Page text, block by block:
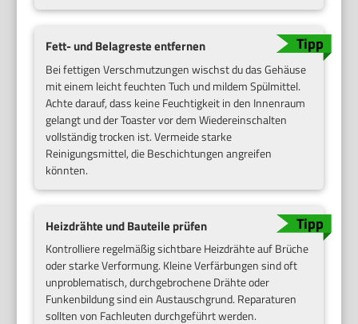
Fett- und Belagreste entfernen
Bei fettigen Verschmutzungen wischst du das Gehäuse
mit einem leicht feuchten Tuch und mildem Spülmittel.
Achte darauf, dass keine Feuchtigkeit in den Innenraum
gelangt und der Toaster vor dem Wiedereinschalten
vollständig trocken ist. Vermeide starke
Reinigungsmittel, die Beschichtungen angreifen
könnten.
Heizdrähte und Bauteile prüfen
Kontrolliere regelmäßig sichtbare Heizdrähte auf Brüche
oder starke Verformung. Kleine Verfärbungen sind oft
unproblematisch, durchgebrochene Drähte oder
Funkenbildung sind ein Austauschgrund. Reparaturen
sollten von Fachleuten durchgeführt werden.